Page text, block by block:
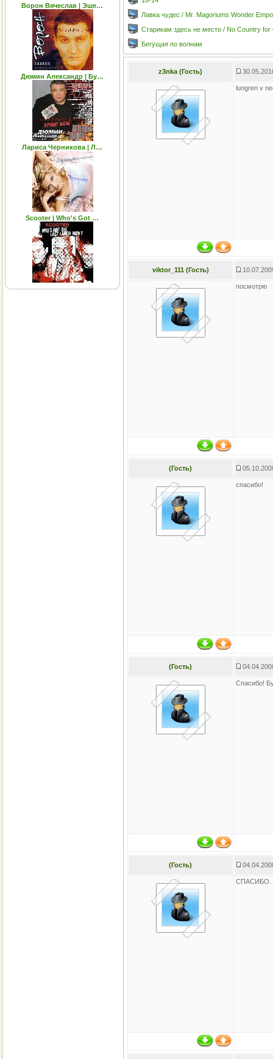
Ворон Вячеслав | Эше…
Дюмин Александр | Бу…
Лариса Черникова | Л…
Scooter | Who's Got …
Лавка чудес / Mr. Magoriums Wonder
Старикам здесь не место / No Country for
Бегущая по волнам
z3nka (Гость)
lungren v
viktor_111 (Гость)
посмотрю
(Гость)
спасибо!
(Гость)
Спасибо!
(Гость)
СПАСИБО.